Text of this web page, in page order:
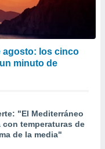
agosto: los cinco
minuto de
"El Mediterráneo
temperaturas de
de la media"